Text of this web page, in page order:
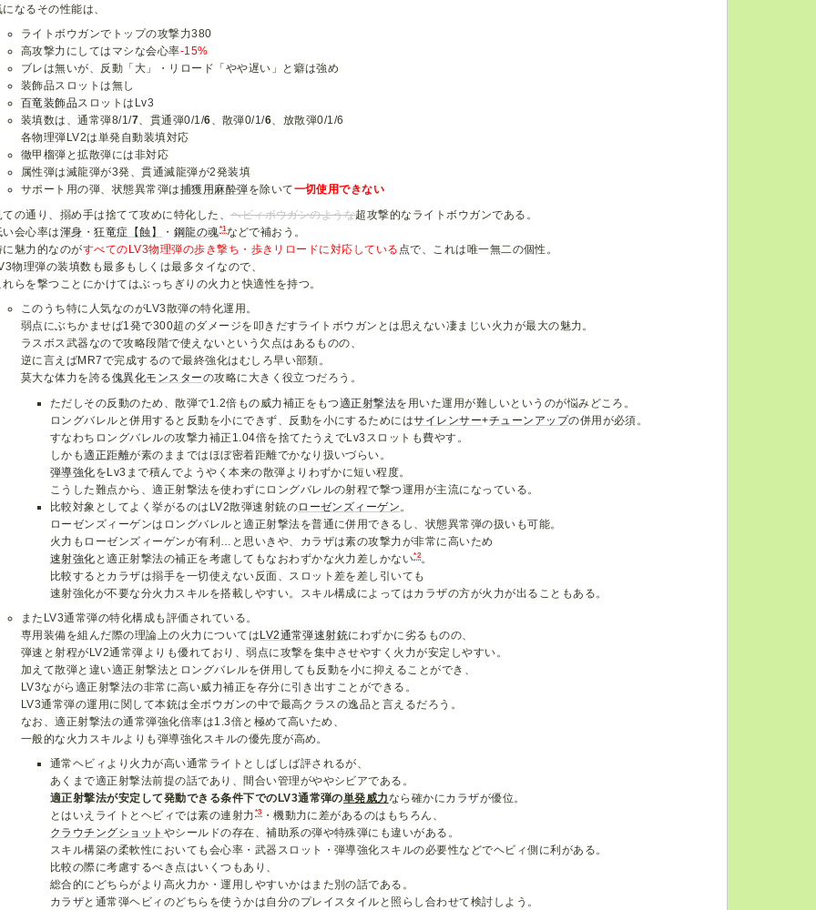
になるその性能は、
ライトボウガンでトップの攻撃力380
高攻撃力にしてはマシな会心率-15%
ブレは無いが、反動「大」・リロード「やや遅い」と癖は強め
装飾品スロットは無し
百竜装飾品スロットはLv3
装填数は、通常弾8/1/7、貫通弾0/1/6、散弾0/1/6、放散弾0/1/6
各物理弾LV2は単発自動装填対応
徹甲榴弾と拡散弾には非対応
属性弾は滅龍弾が3発、貫通滅龍弾が2発装填
サポート用の弾、状態異常弾は捕獲用麻酔弾を除いて一切使用できない
ての通り、搦め手は捨てて攻めに特化した、ヘビィボウガンのような超攻撃的なライトボウガンである。
い会心率は渾身 ・狂竜症【蝕】 ・ 鋼龍の魂*1などで補おう。
に魅力的なのがすべてのLV3物理弾の歩き撃ち・歩きリロードに対応している 点で、これは唯一無二の個性。
物理弾の装填数も最多もしくは最多タイなので、
れらを撃つことにかけてはぶっちぎりの火力と快適性を持つ。
このうち特に人気なのがLV3散弾の特化運用。
弱点にぶちかませば1発で300超のダメージを叩きだすライトボウガンとは思えない凄まじい火力が最大の魅力。
ラスボス武器なので攻略段階で使えないという欠点はあるものの、
逆に言えばMR7で完成するので最終強化はむしろ早い部類。
莫大な体力を誇る傀異化モンスターの攻略に大きく役立つだろう。
ただしその反動のため、散弾で1.2倍もの威力補正をもつ適正射撃法を用いた運用が難しいというのが悩みどころ。
ロングバレルと併用すると反動を小にできず、反動を小にするためにはサイレンサー+チューンアップの併用が必須。
すなわちロングバレルの攻撃力補正1.04倍を捨てたうえでLv3スロットも費やす。
しかも適正距離が素のままではほぼ密着距離でかなり扱いづらい。
弾導強化をLv3まで積んでようやく本来の散弾よりわずかに短い程度。
こうした難点から、適正射撃法を使わずにロングバレルの射程で撃つ運用が主流になっている。
比較対象としてよく挙がるのはLV2散弾速射銃のローゼンズィーゲン 。
ローゼンズィーゲンはロングバレルと適正射撃法を普通に併用できるし、状態異常弾の扱いも可能。
火力もローゼンズィーゲンが有利…と思いきや、カラザは素の攻撃力が非常に高いため
速射強化 と適正射撃法の補正を考慮してもなおわずかな火力差しかない*2。
比較するとカラザは搦手を一切使えない反面、スロット差を差し引いても
速射強化が不要な分火力スキルを搭載しやすい。スキル構成によってはカラザの方が火力が出ることもある。
またLV3通常弾の特化構成も評価されている。
専用装備を組んだ際の理論上の火力については LV2通常弾速射銃にわずかに劣るものの、
弾速と射程がLV2通常弾よりも優れており、弱点に攻撃を集中させやすく火力が安定しやすい。
加えて散弾と違い適正射撃法とロングバレルを併用しても反動を小に抑えることができ、
LV3ながら適正射撃法の非常に高い威力補正を存分に引き出すことができる。
LV3通常弾の運用に関して本銃は全ボウガンの中で最高クラスの逸品と言えるだろう。
なお、適正射撃法の通常弾強化倍率は1.3倍と極めて高いため、
一般的な火力スキルよりも弾導強化スキルの優先度が高め。
通常ヘビィより火力が高い通常ライトとしばしば評されるが、
あくまで適正射撃法前提の話であり、間合い管理がややシビアである。
適正射撃法が安定して発動できる条件下でのLV3通常弾の単発威力なら確かにカラザが優位。
とはいえライトとヘビィでは素の連射力 *3・機動力に差があるのはもちろん、
クラウチングショット やシールドの存在、補助系の弾や特殊弾にも違いがある。
スキル構築の柔軟性においても会心率・武器スロット・弾導強化スキルの必要性などでヘビィ側に利がある。
比較の際に考慮するべき点はいくつもあり、
総合的にどちらがより高火力か・運用しやすいかはまた別の話である。
カラザと通常弾ヘビィのどちらを使うかは自分のプレイスタイルと照らし合わせて検討しよう。